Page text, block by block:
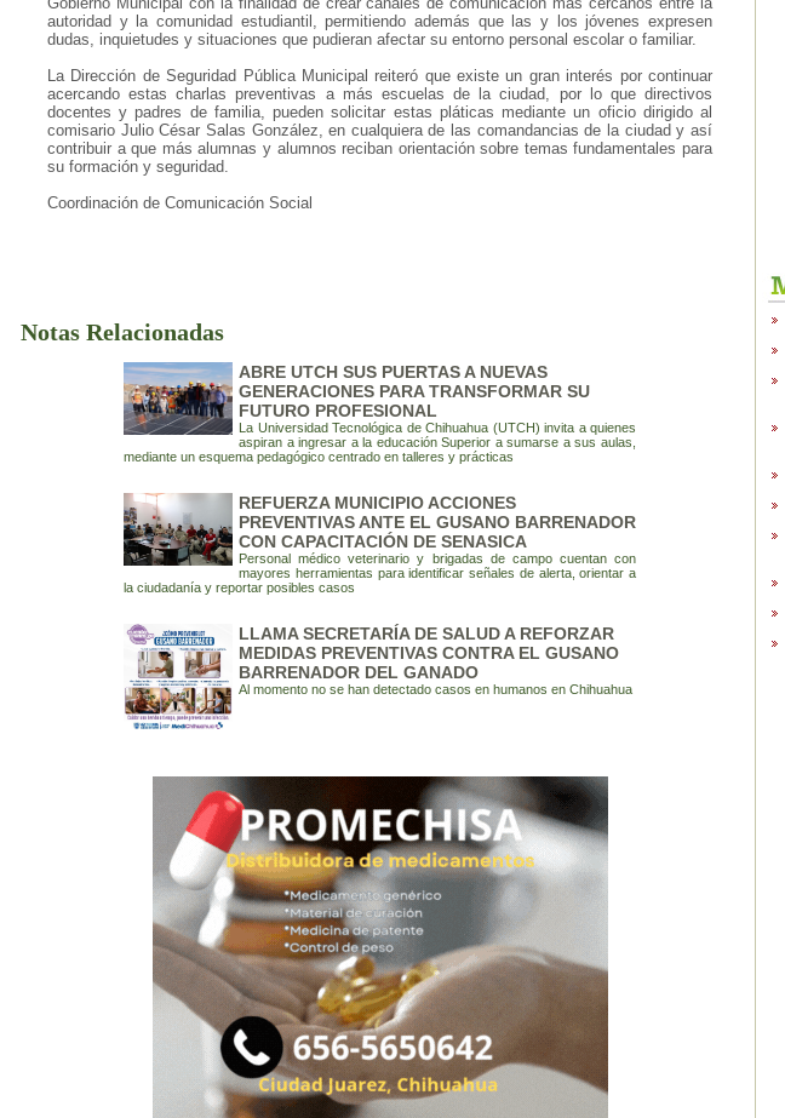
autoridad y la comunidad estudiantil, permitiendo además que las y los jóvenes expresen
dudas, inquietudes y situaciones que pudieran afectar su entorno personal escolar o familiar.
La Dirección de Seguridad Pública Municipal reiteró que existe un gran interés por continuar
acercando estas charlas preventivas a más escuelas de la ciudad, por lo que directivos
docentes y padres de familia, pueden solicitar estas pláticas mediante un oficio dirigido al
comisario Julio César Salas González, en cualquiera de las comandancias de la ciudad y así
contribuir a que más alumnas y alumnos reciban orientación sobre temas fundamentales para
su formación y seguridad.
Coordinación de Comunicación Social
Notas Relacionadas
ABRE UTCH SUS PUERTAS A NUEVAS
GENERACIONES PARA TRANSFORMAR SU
FUTURO PROFESIONAL
La Universidad Tecnológica de Chihuahua (UTCH) invita a quienes
aspiran a ingresar a la educación Superior a sumarse a sus aulas,
mediante un esquema pedagógico centrado en talleres y prácticas
REFUERZA MUNICIPIO ACCIONES
PREVENTIVAS ANTE EL GUSANO BARRENADOR
CON CAPACITACIÓN DE SENASICA
Personal médico veterinario y brigadas de campo cuentan con
mayores herramientas para identificar señales de alerta, orientar a
la ciudadanía y reportar posibles casos
LLAMA SECRETARÍA DE SALUD A REFORZAR
MEDIDAS PREVENTIVAS CONTRA EL GUSANO
BARRENADOR DEL GANADO
Al momento no se han detectado casos en humanos en Chihuahua